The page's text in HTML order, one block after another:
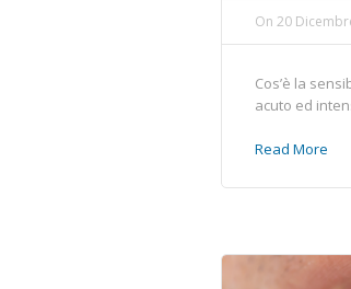
On 20
Cos’è la
acuto ed
Read More